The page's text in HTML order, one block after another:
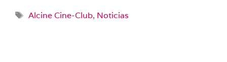
Etiquetas
Alcine Cine-Club, Noticias